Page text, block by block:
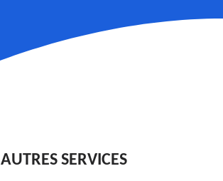
AUTRES SERVICES